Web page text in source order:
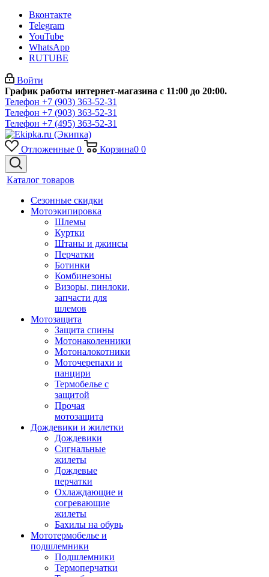
Вконтакте
Telegram
YouTube
WhatsApp
RUTUBE
Войти
График работы интернет-магазина с 11:00 до 20:00.
Телефон +7 (903) 363-52-31
Телефон +7 (903) 363-52-31
Телефон +7 (495) 363-52-31
Отложенные 0 Корзина0 0
Каталог товаров
Сезонные скидки
Мотоэкипировка
Шлемы
Куртки
Штаны и джинсы
Перчатки
Ботинки
Комбинезоны
Визоры, пинлоки,
запчасти для
шлемов
Мотозащита
Защита спины
Мотонаколенники
Мотоналокотники
Моточерепахи и
панцири
Термобелье с
защитой
Прочая
мотозащита
Дождевики и жилетки
Дождевики
Сигнальные
жилеты
Дождевые
перчатки
Охлаждающие и
согревающие
жилеты
Бахилы на обувь
Мототермобелье и
подшлемники
Подшлемники
Термоперчатки